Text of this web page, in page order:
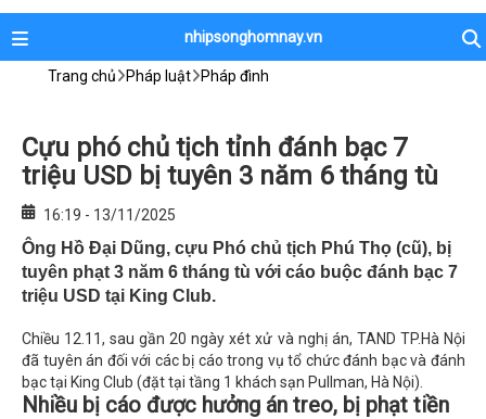
nhipsonghomnay.vn
Trang chủ Pháp luật Pháp đình
Cựu phó chủ tịch tỉnh đánh bạc 7
triệu USD bị tuyên 3 năm 6 tháng tù
16:19 - 13/11/2025
Ông Hồ Đại Dũng, cựu Phó chủ tịch Phú Thọ (cũ), bị
tuyên phạt 3 năm 6 tháng tù với cáo buộc đánh bạc 7
triệu USD tại King Club.
Chiều 12.11, sau gần 20 ngày xét xử và nghị án, TAND TP.Hà Nội
đã tuyên án đối với các bị cáo trong vụ tổ chức đánh bạc và đánh
bạc tại King Club (đặt tại tầng 1 khách sạn Pullman, Hà Nội).
Nhiều bị cáo được hưởng án treo, bị phạt tiền